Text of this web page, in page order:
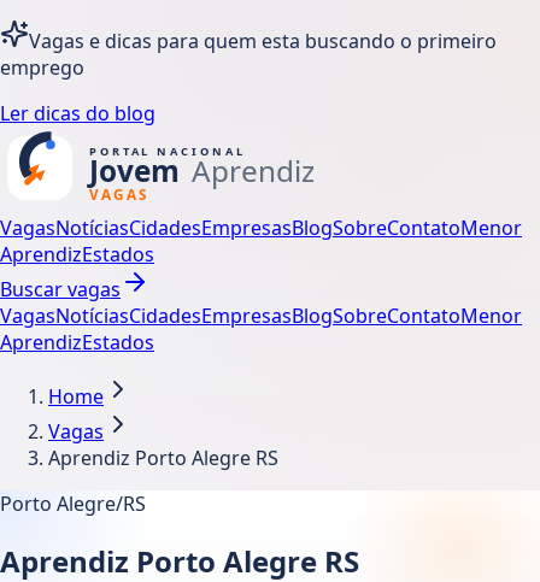
Vagas e dicas para quem esta buscando o primeiro
emprego
Ler dicas do blog
VagasNotíciasCidadesEmpresasBlogSobreContatoMenor
AprendizEstados
Buscar vagas
VagasNotíciasCidadesEmpresasBlogSobreContatoMenor
AprendizEstados
Home
Vagas
Aprendiz Porto Alegre RS
Porto Alegre/RS
Aprendiz Porto Alegre RS